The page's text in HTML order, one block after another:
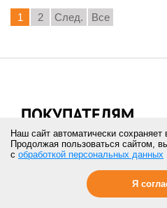
1 2 След. Все
ПОКУПАТЕЛЯМ
Контакты
Наш сайт автоматически
Продолжая пользоваться сайтом,
с обработкой персональных данных
Я